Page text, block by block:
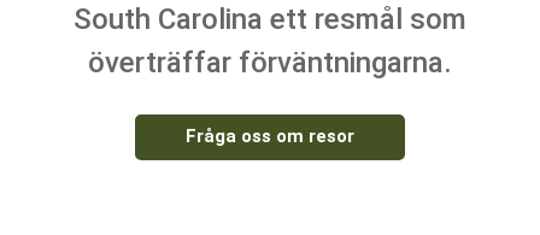
South Carolina ett resmål som
överträffar förväntningarna.
Fråga oss om resor